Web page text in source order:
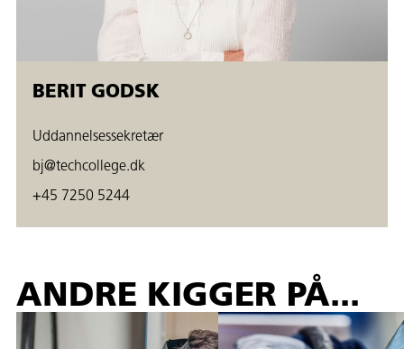
BERIT GODSK
Uddannelsessekretær
bj@techcollege.dk
+45 7250 5244
ANDRE KIGGER PÅ...